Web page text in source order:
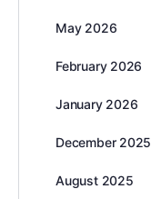
May 2026
February 2026
January 2026
December 2025
August 2025